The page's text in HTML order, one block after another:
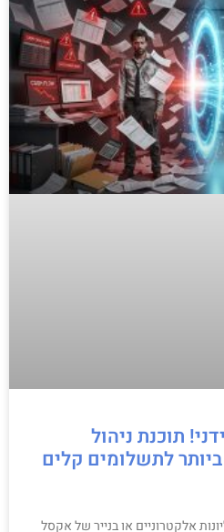
תוכנת ניהול
לתשלומים קלים
אלקטרוניים או בנייר של אקסל